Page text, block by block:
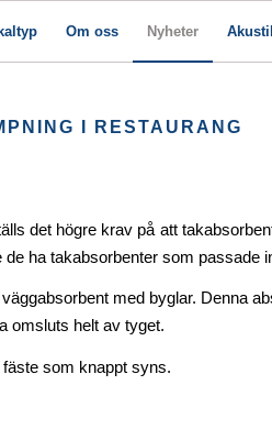
Om oss Nyheter
I RESTAURANG
det högre krav på att
ha takabsorbenter som passade
med byglar. Denna
omsluts helt av tyget.
som knappt syns.